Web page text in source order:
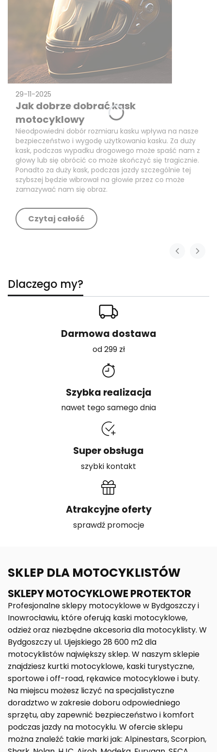
29-11-2025
Jak dobrze dobrać kask
motocyklowy
Nieodpowiedni dobór rozmiaru kasku wpływa na nasze
bezpieczeństwo i wygodę użytkowania kasku. Za duży
kask, podczas wypadku drogowego może spaść nam z
głowy lub się obrócić co może skończyć się tragicznie.
Ponadto za duży kask, podczas jazdy szczególnie tej
szybszej będzie wibrował na głowie przez co może
zamazywać nam się obraz.
Czytaj całość
Dlaczego my?
Darmowa dostawa
od 299 zł
Szybka realizacja
nawet tego samego dnia
Super obsługa
szybki kontakt
Atrakcyjne oferty
sprawdź promocje
SKLEP DLA MOTOCYKLISTÓW
SKLEPY MOTOCYKLOWE PROTEKTOR
Profesjonalne sklepy motocyklowe w Bydgoszczy i
Inowrocławiu, które oferują kaski motocyklowe,
odzież oraz niezbędne akcesoria dla motocyklisty. W
Bydgoszczy ul. Ujejskiego 28 600 m2 dla
motocyklistów największy sklep. W naszym sklepie
znajdziesz kurtki motocyklowe, kaski turystyczne,
sportowe i off-road, rękawice motocyklowe i buty.
Na miejscu możesz liczyć na specjalistyczne
doradztwo w zakresie doboru odpowiedniego
sprzętu, aby zapewnić bezpieczeństwo i komfort
podczas jazdy na motocyklu. W ofercie sklepu
można znaleźć takie marki jak: Alpinestars, Scorpion,